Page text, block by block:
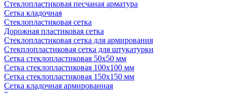
Стеклопластиковая песчаная арматура
Сетка кладочная
Стеклопластиковая сетка
Дорожная пластиковая сетка
Стеклопластиковая сетка для армирования
Стекплопластиковая сетка для штукатурки
Сетка стеклопластиковая 50x50 мм
Сетка стеклопластиковая 100x100 мм
Сетка стеклопластиковая 150x150 мм
Сетка кладочная армированная